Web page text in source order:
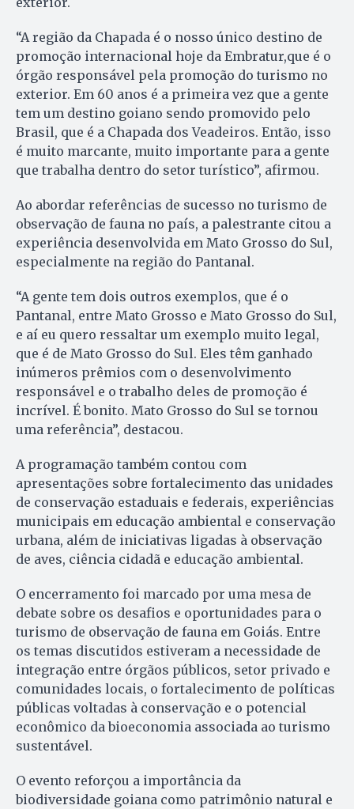
“A região da Chapada é o nosso único destino de
promoção internacional hoje da Embratur,que é o
órgão responsável pela promoção do turismo no
exterior. Em 60 anos é a primeira vez que a gente
tem um destino goiano sendo promovido pelo
Brasil, que é a Chapada dos Veadeiros. Então, isso
é muito marcante, muito importante para a gente
que trabalha dentro do setor turístico”, afirmou.
Ao abordar referências de sucesso no turismo de
observação de fauna no país, a palestrante citou a
experiência desenvolvida em Mato Grosso do Sul,
especialmente na região do Pantanal.
“A gente tem dois outros exemplos, que é o
Pantanal, entre Mato Grosso e Mato Grosso do Sul,
e aí eu quero ressaltar um exemplo muito legal,
que é de Mato Grosso do Sul. Eles têm ganhado
inúmeros prêmios com o desenvolvimento
responsável e o trabalho deles de promoção é
incrível. É bonito. Mato Grosso do Sul se tornou
uma referência”, destacou.
A programação também contou com
apresentações sobre fortalecimento das unidades
de conservação estaduais e federais, experiências
municipais em educação ambiental e conservação
urbana, além de iniciativas ligadas à observação
de aves, ciência cidadã e educação ambiental.
O encerramento foi marcado por uma mesa de
debate sobre os desafios e oportunidades para o
turismo de observação de fauna em Goiás. Entre
os temas discutidos estiveram a necessidade de
integração entre órgãos públicos, setor privado e
comunidades locais, o fortalecimento de políticas
públicas voltadas à conservação e o potencial
econômico da bioeconomia associada ao turismo
sustentável.
O evento reforçou a importância da
biodiversidade goiana como patrimônio natural e